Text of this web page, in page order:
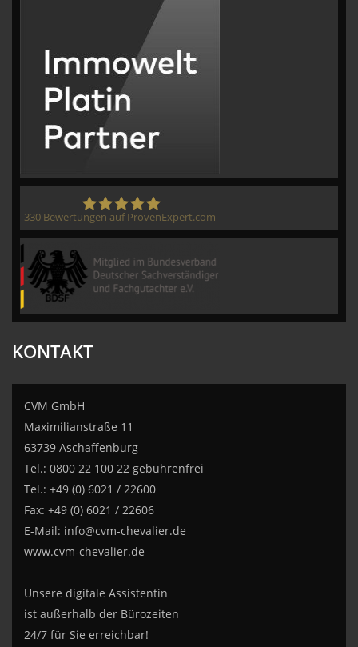
330 Bewertungen auf ProvenExpert.com
KONTAKT
CVM GmbH
Maximilianstraße 11
63739 Aschaffenburg
Tel.: 0800 22 100 22 gebührenfrei
Tel.: +49 (0) 6021 / 22600
Fax: +49 (0) 6021 / 22606
E-Mail: info@cvm-chevalier.de
www.cvm-chevalier.de
Unsere digitale Assistentin
ist außerhalb der Bürozeiten
24/7 für Sie erreichbar!